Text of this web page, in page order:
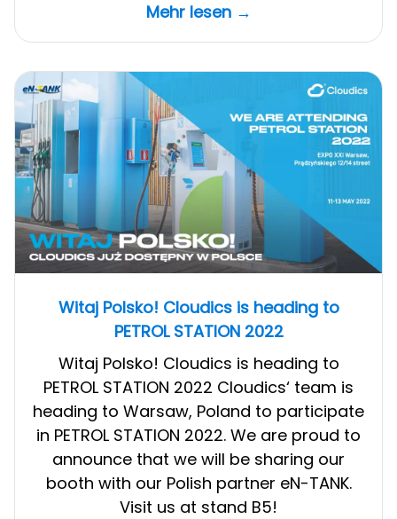
attending
ReFuelForum
Europe
2023
Mehr lesen →
Witaj Polsko! Cloudics is heading to
PETROL STATION 2022
Witaj Polsko! Cloudics is heading to
PETROL STATION 2022 Cloudics‘ team is
heading to Warsaw, Poland to participate
in PETROL STATION 2022. We are proud to
announce that we will be sharing our
booth with our Polish partner eN-TANK.
Visit us at stand B5!